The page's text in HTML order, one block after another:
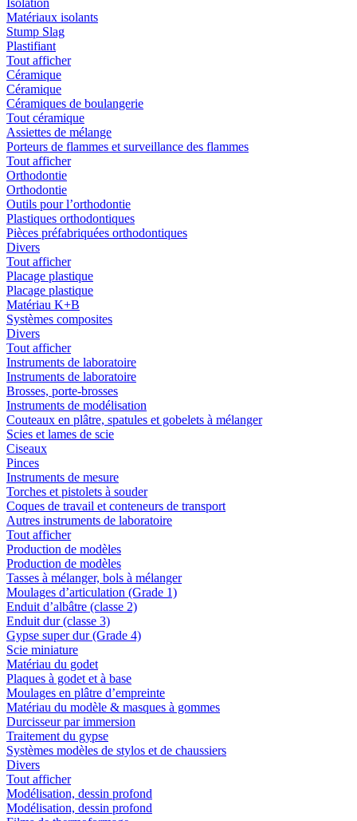
Isolation
Matériaux isolants
Stump Slag
Plastifiant
Tout afficher
Céramique
Céramique
Céramiques de boulangerie
Tout céramique
Assiettes de mélange
Porteurs de flammes et surveillance des flammes
Tout afficher
Orthodontie
Orthodontie
Outils pour l’orthodontie
Plastiques orthodontiques
Pièces préfabriquées orthodontiques
Divers
Tout afficher
Placage plastique
Placage plastique
Matériau K+B
Systèmes composites
Divers
Tout afficher
Instruments de laboratoire
Instruments de laboratoire
Brosses, porte-brosses
Instruments de modélisation
Couteaux en plâtre, spatules et gobelets à mélanger
Scies et lames de scie
Ciseaux
Pinces
Instruments de mesure
Torches et pistolets à souder
Coques de travail et conteneurs de transport
Autres instruments de laboratoire
Tout afficher
Production de modèles
Production de modèles
Tasses à mélanger, bols à mélanger
Moulages d’articulation (Grade 1)
Enduit d’albâtre (classe 2)
Enduit dur (classe 3)
Gypse super dur (Grade 4)
Scie miniature
Matériau du godet
Plaques à godet et à base
Moulages en plâtre d’empreinte
Matériau du modèle & masques à gommes
Durcisseur par immersion
Traitement du gypse
Systèmes modèles de stylos et de chaussiers
Divers
Tout afficher
Modélisation, dessin profond
Modélisation, dessin profond